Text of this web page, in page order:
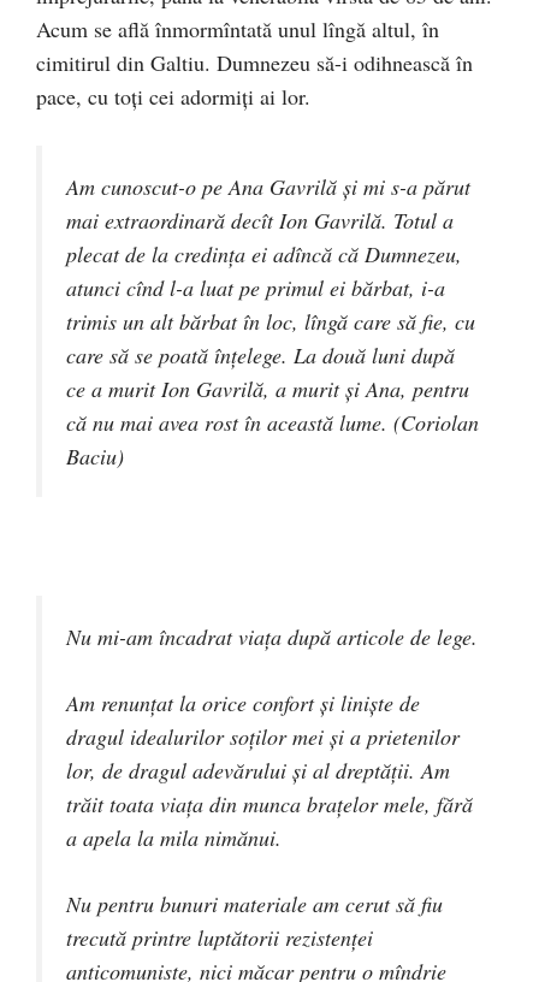
Acum se află înmormîntată unul lîngă altul, în
cimitirul din Galtiu. Dumnezeu să-i odihnească în
pace, cu toţi cei adormiţi ai lor.
Am cunoscut-o pe Ana Gavrilă și mi s-a părut
mai extraordinară decît Ion Gavrilă. Totul a
plecat de la credința ei adîncă că Dumnezeu,
atunci cînd l-a luat pe primul ei bărbat, i-a
trimis un alt bărbat în loc, lîngă care să fie, cu
care să se poată înțelege. La două luni după
ce a murit Ion Gavrilă, a murit și Ana, pentru
că nu mai avea rost în această lume. (Coriolan
Baciu)
Nu mi-am încadrat viața după articole de lege.
Am renunțat la orice confort și liniște de
dragul idealurilor soților mei și a prietenilor
lor, de dragul adevărului și al dreptății. Am
trăit toata viața din munca brațelor mele, fără
a apela la mila nimănui.
Nu pentru bunuri materiale am cerut să fiu
trecută printre luptătorii rezistenței
anticomuniste, nici măcar pentru o mîndrie